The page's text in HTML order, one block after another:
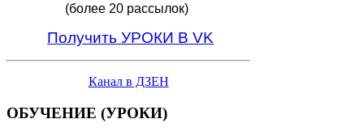
(более 20 рассылок)
Получить УРОКИ В VK
Канал в ДЗЕН
ОБУЧЕНИЕ (УРОКИ)